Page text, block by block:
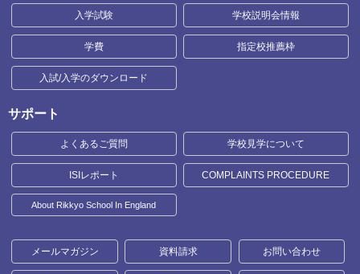
入学試験 学校説明会情報
学費 指定校推薦枠
入試/入学のダウンロード
サポート
よくあるご質問 学校見学について
ISIレポート COMPLAINTS PROCEDURE
About Rikkyo School In England
メールマガジン 資料請求 お問い合わせ